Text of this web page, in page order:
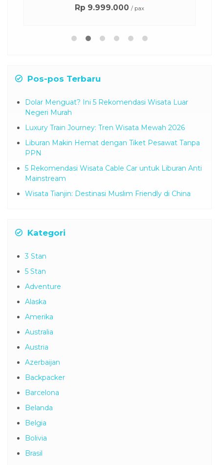
Rp 9.999.000 / pax
Pos-pos Terbaru
Dolar Menguat? Ini 5 Rekomendasi Wisata Luar
Negeri Murah
Luxury Train Journey: Tren Wisata Mewah 2026
Liburan Makin Hemat dengan Tiket Pesawat Tanpa
PPN
5 Rekomendasi Wisata Cable Car untuk Liburan Anti
Mainstream
Wisata Tianjin: Destinasi Muslim Friendly di China
Kategori
3 Stan
5 Stan
Adventure
Alaska
Amerika
Australia
Austria
Azerbaijan
Backpacker
Barcelona
Belanda
Belgia
Bolivia
Brasil